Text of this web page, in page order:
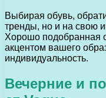
Выбирая обувь,
тренды, но и на свою
Хорошо подобранная
акцентом вашего
индивидуальность.
Вечерние и